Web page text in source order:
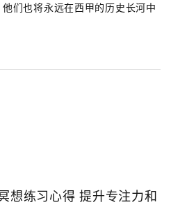
们也将永远在西甲的历史长河中
想练习心得 提升专注力和